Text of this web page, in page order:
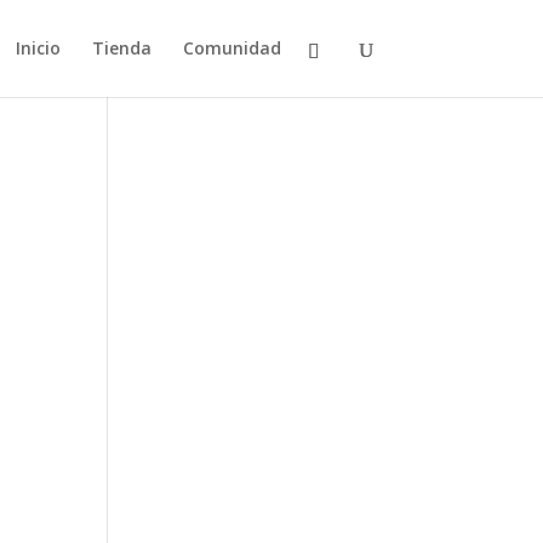
Inicio Tienda Comunidad